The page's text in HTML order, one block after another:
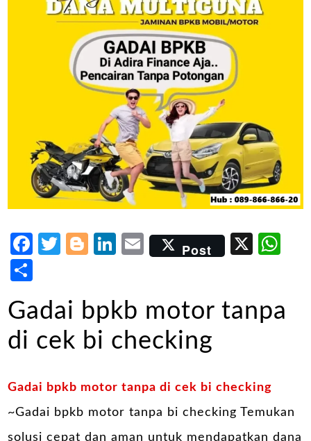
Facebook
Twitter
Blogger
LinkedIn
Email
Post X
Gadai bpkb motor tanpa
di cek bi checking
Gadai bpkb motor tanpa di cek bi checking
~Gadai bpkb motor tanpa bi checking Temukan
solusi cepat dan aman untuk mendapatkan dana